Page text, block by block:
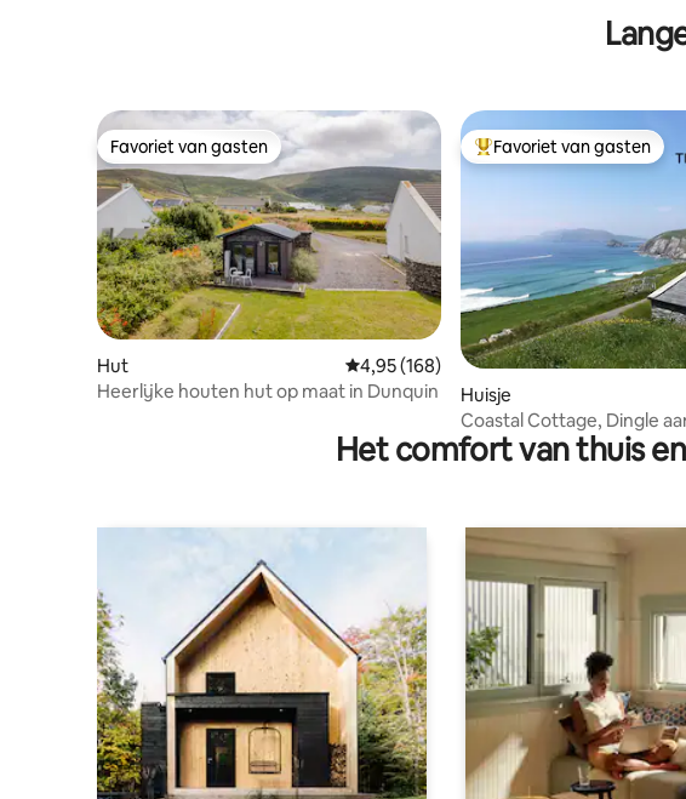
Favoriet van gasten
Favoriet van gasten
Hut Gemiddelde beoordeling van 4,95 op 5,
4,95 (168)
Heerlijke houten hut op maat in Dunquin
Topfavoriet van gasten
Favoriet van gasten
Huisje
Coastal Cottage, Dingle aan de Wild
Atlantic Way
Het comfort van thuis